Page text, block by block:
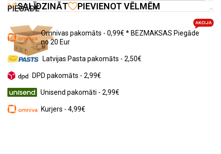
SALĪDZINĀT PIEVIENOT VĒLMĒM
PIEGĀDE
Omnivas pakomāts - 0,99€ * BEZMAKSAS Piegāde
no 20 Eur
AKCIJA
Latvijas Pasta pakomāts - 2,50€
DPD pakomāts - 2,99€
Unisend pakomāti - 2,99€
Kurjers - 4,99€